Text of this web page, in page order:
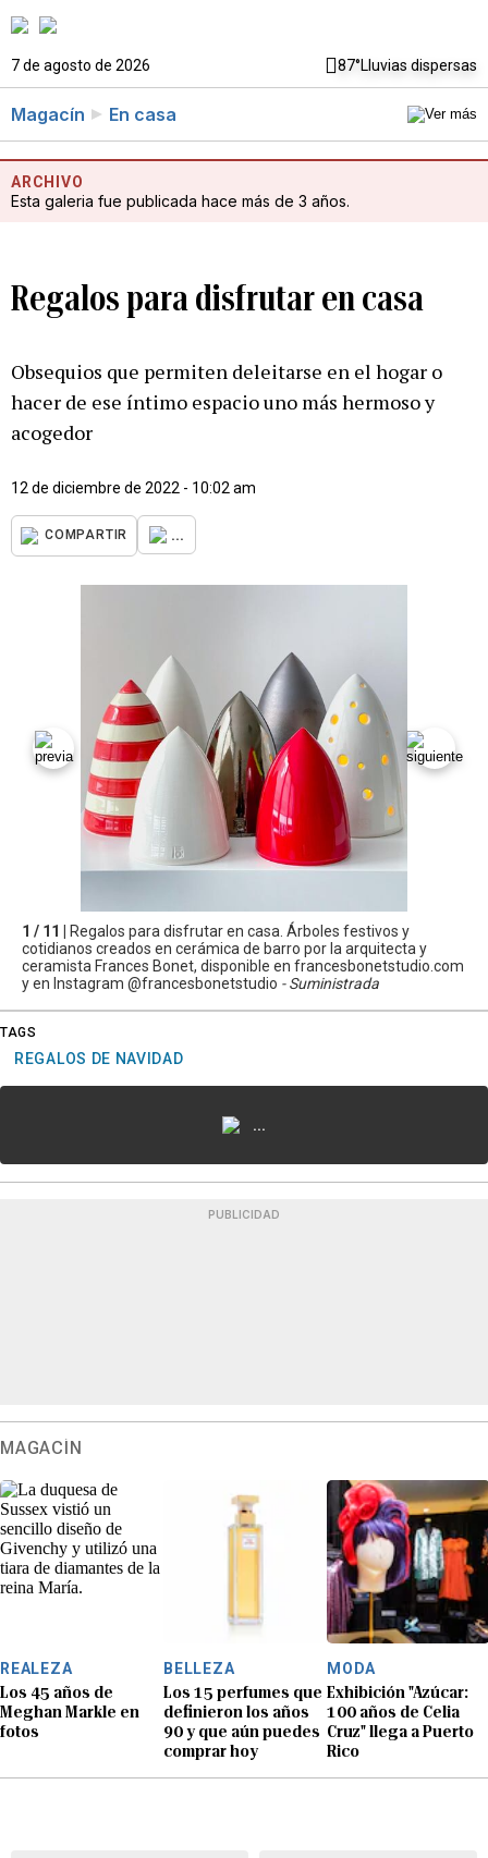
7 de agosto de 2026 87°Lluvias dispersas
Magacín En casa
ARCHIVO
Esta galeria fue publicada hace más de 3 años.
Regalos para disfrutar en casa
Obsequios que permiten deleitarse en el hogar o
hacer de ese íntimo espacio uno más hermoso y
acogedor
12 de diciembre de 2022 - 10:02 am
COMPARTIR ...
1 / 11 |
Regalos para disfrutar en casa. Árboles festivos y
cotidianos creados en cerámica de barro por la arquitecta y
ceramista Frances Bonet, disponible en francesbonetstudio.com
y en Instagram @francesbonetstudio - Suministrada
TAGS
REGALOS DE NAVIDAD
...
PUBLICIDAD
MAGACÍN
REALEZA
Los 45 años de
Meghan Markle en
fotos
BELLEZA
Los 15 perfumes que
definieron los años
90 y que aún puedes
comprar hoy
MODA
Exhibición "Azúcar:
100 años de Celia
Cruz" llega a Puerto
Rico